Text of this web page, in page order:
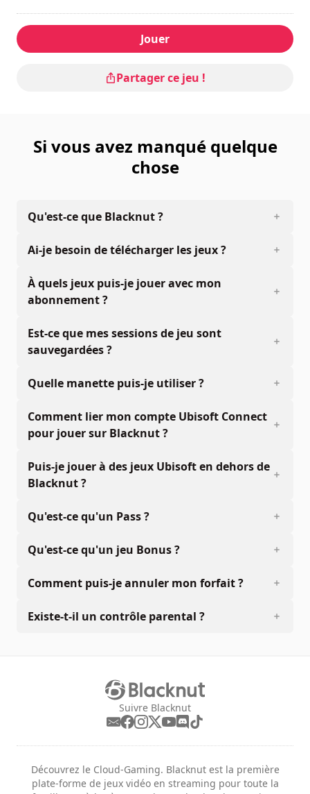
Jouer
Partager ce jeu !
Si vous avez manqué quelque
chose
Qu'est-ce que Blacknut ?
Ai-je besoin de télécharger les jeux ?
À quels jeux puis-je jouer avec mon
abonnement ?
Est-ce que mes sessions de jeu sont
sauvegardées ?
Quelle manette puis-je utiliser ?
Comment lier mon compte Ubisoft Connect
pour jouer sur Blacknut ?
Puis-je jouer à des jeux Ubisoft en dehors de
Blacknut ?
Qu'est-ce qu'un Pass ?
Qu'est-ce qu'un jeu Bonus ?
Comment puis-je annuler mon forfait ?
Existe-t-il un contrôle parental ?
Suivre Blacknut
Découvrez le Cloud-Gaming. Blacknut est la première
plate-forme de jeux vidéo en streaming pour toute la